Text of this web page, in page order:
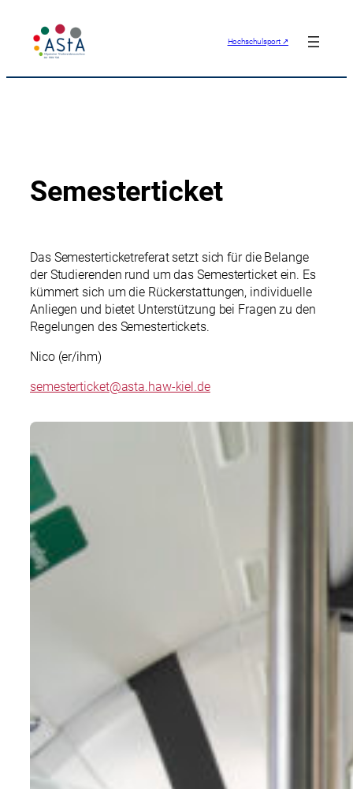
Hochschulsport ↗
Semesterticket
Das Semesterticketreferat setzt sich für die Belange
der Studierenden rund um das Semesterticket ein. Es
kümmert sich um die Rückerstattungen, individuelle
Anliegen und bietet Unterstützung bei Fragen zu den
Regelungen des Semestertickets.
Nico (er/ihm)
semesterticket@asta.haw-kiel.de